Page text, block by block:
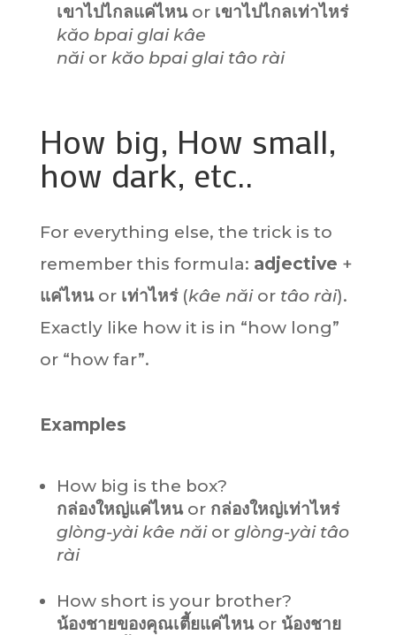
เขาไปไกลแค่ไหนor เขาไปไกลเท่าไหร่
kăo bpai glai kâe
năi orkăo bpaiglai tâo rài
How big, How small,
how dark, etc..
For everything else, the trick is to
remember this formula: adjective +
แค่ไหนor เท่าไหร่(kâe năiortâo rài).
Exactly like how it is in “how long”
or “how far”.
Examples
How big is the box?
กล่องใหญ่แค่ไหนor กล่องใหญ่เท่าไหร่
glòng-yài kâe năi or glòng-yài tâo
rài
How short is your brother?
น้องชายของคุณเตี้ยแค่ไหนor น้องชาย